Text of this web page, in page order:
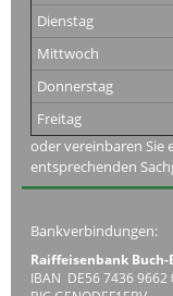
Dienstag
Mittwoch
Donnerstag
Freitag
oder vereinbaren Sie
entsprechenden
Bankverbindungen:
Raiffeisenbank Buch-
IBAN DE56 7436 9662